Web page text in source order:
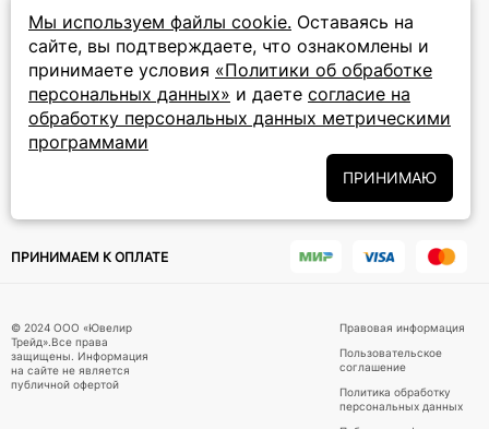
Мы используем файлы cookie. Оставаясь на
сайте, вы подтверждаете, что ознакомлены и
принимаете условия «Политики об обработке
персональных данных» и даете согласие на
обработку персональных данных метрическими
программами
ПРИНИМАЮ
прием звонков: круглосуточно
ПОДПИСКА НА РАССЫЛКУ
Подписываясь на рассылку, вы соглашаетесь с условиямиПолитики
и даёте своё согласие на их
ПРИНИМАЕМ К ОПЛАТЕ
© 2024 ООО «Ювелир
Трейд».Все права
защищены. Информация
на сайте не является
публичной офертой
Правовая информация
Пользовательское
соглашение
Политика обработку
персональных данных